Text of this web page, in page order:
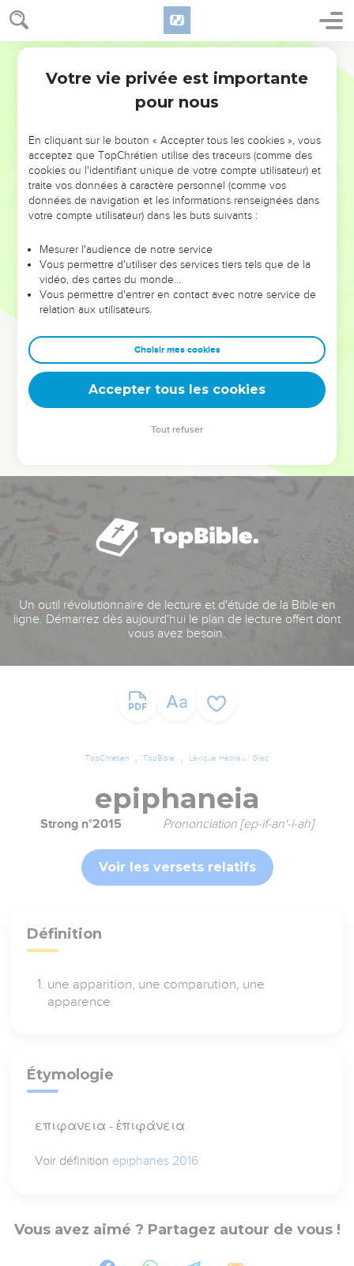
NE MANQUEZ PAS L’ÉVÉNEMENT
DE L’ANNÉE !
ET SI LEURS ERREURS POUVAIENT VOUS ÉVITER LES
VOTRES ?
leur foi ou leur vision. Mais on voit moins les doutes, les erreurs
et les saisons difficiles qu'ils ont traversés, alors même que ce
sont elles qui les ont façonnés.
Dans cette conférence, leaders, entrepreneurs, et responsables
clés pour avancer avec plus de sagesse afin que leurs erreurs
deviennent vos tremplins. Que vous guidiez un ministère, une
équipe, un groupe ou une famille, leur expérience est faite
Un outil révolutionnaire de lecture et d'étude de la Bible en
ligne. Démarrez dès aujourd'hui le plan de lecture offert dont
vous avez besoin.
TopChrétien TopBible Lexique Hébreu / Grec
epiphaneia
Strong n°2015 Prononciation [ep-if-an'-i-ah]
Voir les versets relatifs
Définition
une apparition, une comparution, une
apparence
Étymologie
επιφανεια - ἐπιφάνεια
Voir définition epiphanes 2016
Vous avez aimé ? Partagez autour de vous !
Votre vie privée est importante
pour nous
En cliquant sur le bouton « Accepter tous les cookies », vous
acceptez que TopChrétien utilise des traceurs (comme des
cookies ou l'identifiant unique de votre compte utilisateur) et
traite vos données à caractère personnel (comme vos
données de navigation et les informations renseignées dans
votre compte utilisateur) dans les buts suivants :
Mesurer l'audience de notre service
Vous permettre d'utiliser des services tiers tels que de la
vidéo, des cartes du monde…
Vous permettre d'entrer en contact avec notre service de
relation aux utilisateurs.
Choisir mes cookies
Accepter tous les cookies
Tout refuser